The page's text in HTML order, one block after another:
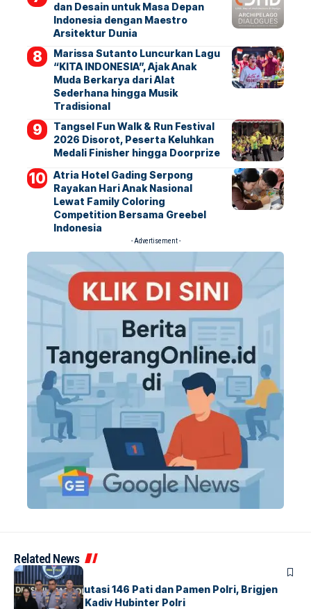
dan Desain untuk Masa Depan
Indonesia dengan Maestro
Arsitektur Dunia
Marissa Sutanto Luncurkan Lagu
“KITA INDONESIA”, Ajak Anak
Muda Berkarya dari Alat
Sederhana hingga Musik
Tradisional
Tangsel Fun Walk & Run Festival
2026 Disorot, Peserta Keluhkan
Medali Finisher hingga Doorprize
Atria Hotel Gading Serpong
Rayakan Hari Anak Nasional
Lewat Family Coloring
Competition Bersama Greebel
Indonesia
- Advertisement -
Related News
BERITA
Mabes Polri Mutasi 146 Pati dan Pamen Polri, Brigjen
Untung Jabat Kadiv Hubinter Polri